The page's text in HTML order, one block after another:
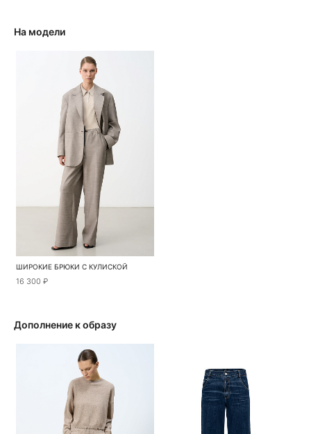
На модели
ШИРОКИЕ БРЮКИ С КУЛИСКОЙ
16 300 ₽
Дополнение к образу